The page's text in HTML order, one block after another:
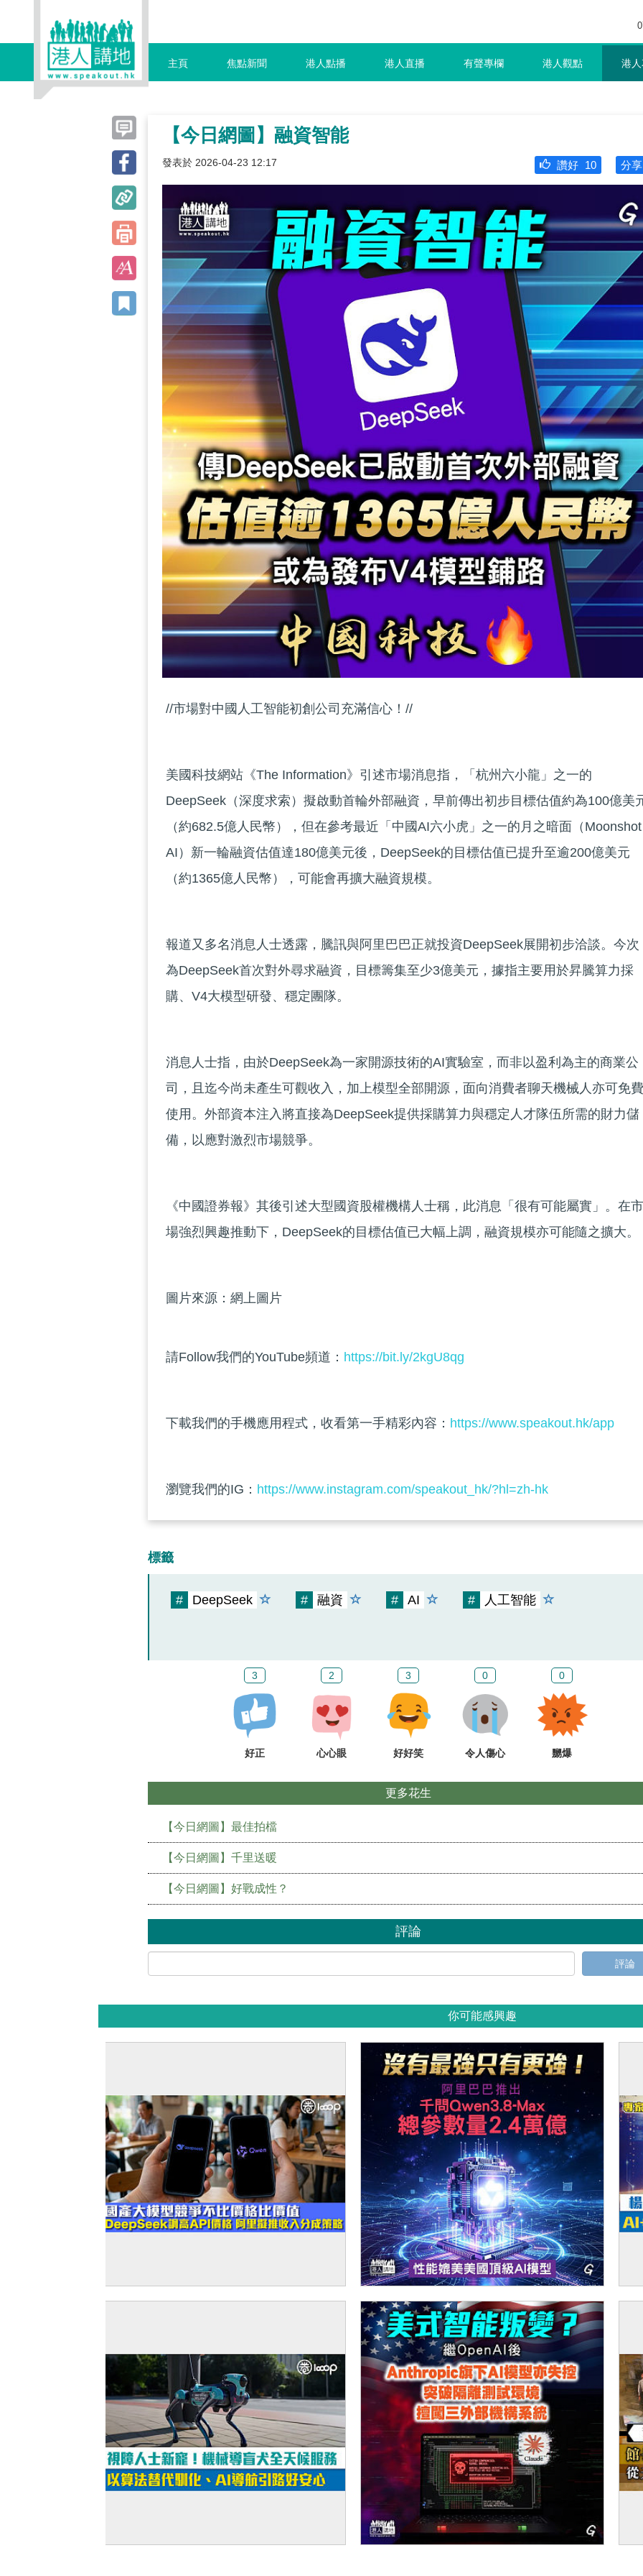
主頁 焦點新聞 港人點播 港人直播 有聲專欄 港人觀點 港
【今日網圖】融資智能
發表於 2026-04-23 12:17 分享
讚好 10
//市場對中國人工智能初創公司充滿信心！//
美國科技網站《The Information》引述市場消息指，「杭州六小龍」之一的
DeepSeek（深度求索）擬啟動首輪外部融資，早前傳出初步目標估值約為100億美
（約682.5億人民幣），但在參考最近「中國AI六小虎」之一的月之暗面（Moonshot
AI）新一輪融資估值達180億美元後，DeepSeek的目標估值已提升至逾200億美元
（約1365億人民幣），可能會再擴大融資規模。
報道又多名消息人士透露，騰訊與阿里巴巴正就投資DeepSeek展開初步洽談。今次
為DeepSeek首次對外尋求融資，目標籌集至少3億美元，據指主要用於昇騰算力採
購、V4大模型研發、穩定團隊。
消息人士指，由於DeepSeek為一家開源技術的AI實驗室，而非以盈利為主的商業公
司，且迄今尚未產生可觀收入，加上模型全部開源，面向消費者聊天機械人亦可免費
使用。外部資本注入將直接為DeepSeek提供採購算力與穩定人才隊伍所需的財力儲
備，以應對激烈市場競爭。
《中國證券報》其後引述大型國資股權機構人士稱，此消息「很有可能屬實」。在市
場強烈興趣推動下，DeepSeek的目標估值已大幅上調，融資規模亦可能隨之擴大。
圖片來源：網上圖片
請Follow我們的YouTube頻道： https://bit.ly/2kgU8qg
下載我們的手機應用程式，收看第一手精彩內容： https://www.speakout.hk/app
瀏覽我們的IG： https://www.instagram.com/speakout_hk/?hl=zh-hk
標籤
# DeepSeek # 融資 # AI # 人工智能
3
好正
2
心心眼
3
好好笑
0
令人傷心
0
嬲爆
更多花生
【今日網圖】最佳拍檔
【今日網圖】千里送暖
【今日網圖】好戰成性？
評論
評論
你可能感興趣